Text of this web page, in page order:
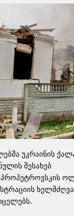
უკრაინის
შესახებ